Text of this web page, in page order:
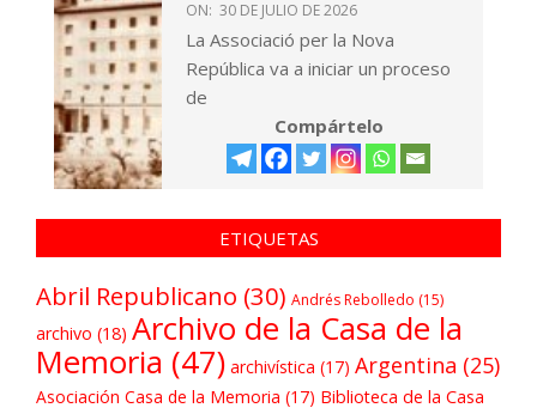
ON: 30 DE JULIO DE 2026
La Associació per la Nova
República va a iniciar un proceso
de
Compártelo
ETIQUETAS
Abril Republicano (30) Andrés Rebolledo (15)
archivo (18) Archivo de la Casa de la
Memoria (47) archivística (17) Argentina (25)
Asociación Casa de la Memoria (17) Biblioteca de la Casa